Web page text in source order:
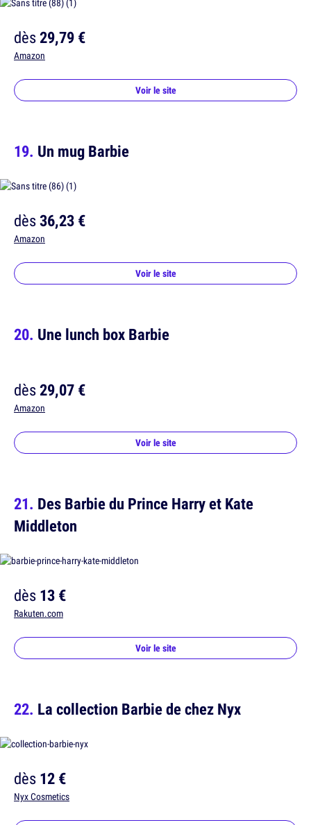
dès29,79 €
Amazon
Voir le site
Un mug Barbie
dès36,23 €
Amazon
Voir le site
Une lunch box Barbie
dès29,07 €
Amazon
Voir le site
Des Barbie du Prince Harry et Kate
Middleton
dès13 €
Rakuten.com
Voir le site
La collection Barbie de chez Nyx
dès12 €
Nyx Cosmetics